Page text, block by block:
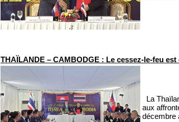
THAÏLANDE – CAMBODGE : Le cessez-le-feu
La
aux
décembre